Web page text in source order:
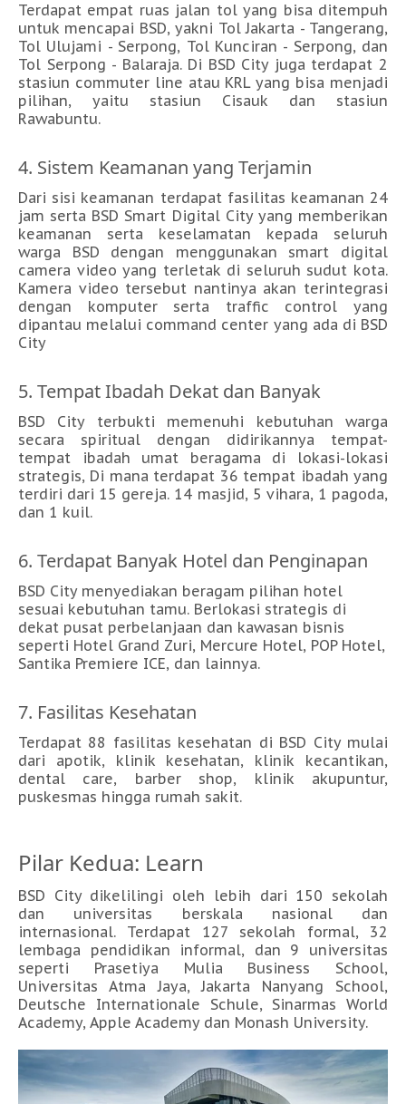
Terdapat empat ruas jalan tol yang bisa ditempuh
untuk mencapai BSD, yakni Tol Jakarta - Tangerang,
Tol Ulujami - Serpong, Tol Kunciran - Serpong, dan
Tol Serpong - Balaraja. Di BSD City juga terdapat 2
stasiun commuter line atau KRL yang bisa menjadi
pilihan, yaitu stasiun Cisauk dan stasiun
Rawabuntu.
4. Sistem Keamanan yang Terjamin
Dari sisi keamanan terdapat fasilitas keamanan 24
jam serta BSD Smart Digital City yang memberikan
keamanan serta keselamatan kepada seluruh
warga BSD dengan menggunakan smart digital
camera video yang terletak di seluruh sudut kota.
Kamera video tersebut nantinya akan terintegrasi
dengan komputer serta traffic control yang
dipantau melalui command center yang ada di BSD
City
5. Tempat Ibadah Dekat dan Banyak
BSD City terbukti memenuhi kebutuhan warga
secara spiritual dengan didirikannya tempat-
tempat ibadah umat beragama di lokasi-lokasi
strategis, Di mana terdapat 36 tempat ibadah yang
terdiri dari 15 gereja. 14 masjid, 5 vihara, 1 pagoda,
dan 1 kuil.
6. Terdapat Banyak Hotel dan Penginapan
BSD City menyediakan beragam pilihan hotel
sesuai kebutuhan tamu. Berlokasi strategis di
dekat pusat perbelanjaan dan kawasan bisnis
seperti Hotel Grand Zuri, Mercure Hotel, POP Hotel,
Santika Premiere ICE, dan lainnya.
7. Fasilitas Kesehatan
Terdapat 88 fasilitas kesehatan di BSD City mulai
dari apotik, klinik kesehatan, klinik kecantikan,
dental care, barber shop, klinik akupuntur,
puskesmas hingga rumah sakit.
Pilar Kedua: Learn
BSD City dikelilingi oleh lebih dari 150 sekolah
dan universitas berskala nasional dan
internasional. Terdapat 127 sekolah formal, 32
lembaga pendidikan informal, dan 9 universitas
seperti Prasetiya Mulia Business School,
Universitas Atma Jaya, Jakarta Nanyang School,
Deutsche Internationale Schule, Sinarmas World
Academy, Apple Academy dan Monash University.